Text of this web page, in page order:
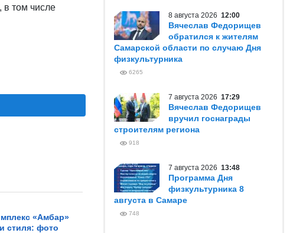
в том числе
«Амбар»
стиля: фото
8 августа 2026 12:00
Вячеслав Федорищев
обратился к жителям
Самарской области по случаю Дня
физкультурника
6265
7 августа 2026 17:29
Вячеслав Федорищев
вручил госнаграды
строителям региона
918
7 августа 2026 13:48
Программа Дня
физкультурника 8
августа в Самаре
748